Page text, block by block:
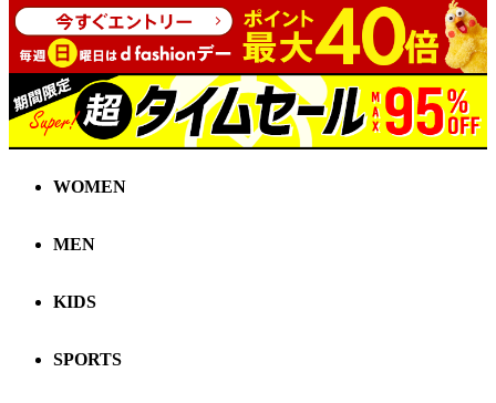
WOMEN
MEN
KIDS
SPORTS